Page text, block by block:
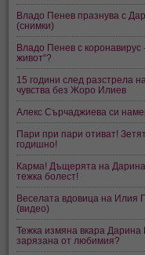
Владо Пенев празнува с
(снимки)
Владо Пенев с
живот“?
15 години след разстрела
чувства без Жоро Илиев
Алекс Сърчаджиева си
Пари при пари отиват!
годишно!
Карма! Дъщерята на
тежка болест!
Веселата вдовица на Илия
(видео)
Тежка измяна вкара
зарязана от любимия?